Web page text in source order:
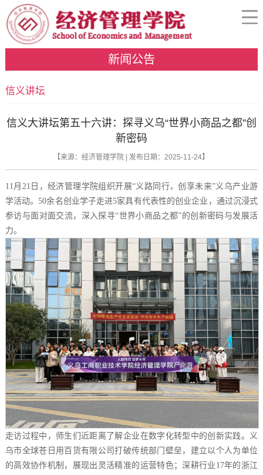
新闻公告
信义讲坛
信义大讲坛第五十六讲：探寻义乌“世界小商品之都”创
新密码
【来源：经济管理学院 | 发布日期：2025-11-24】
11月21日，经济管理学院组织开展“义路同行，创享未来”义乌产业游
学活动。50余名创业学子走进5家具有代表性的创业企业，通过沉浸式
参访与面对面交流，深入探寻“世界小商品之都”的创新密码与发展活
力。
走访过程中，师生们近距离了解企业在数字化转型中的创新实践。义
乌市全球苍日用百货有限公司打破传统部门壁垒，建立以个人为单位
的高效协作机制，展现出灵活精准的运营特色；深耕行业17年的浙江